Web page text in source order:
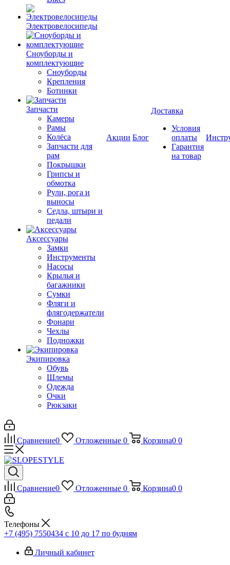
Электровелосипеды
Cноуборды и
комплектующие
Сноуборды
Крепления
Ботинки
Запчасти
Камеры
Рамы
Колёса
Запчасти для
рам
Покрышки
Грипсы и
обмотка
Рули, рога и
выносы
Седла, штыри и
педали
Аксессуары
Замки
Инструменты
Насосы
Крылья и
багажники
Сумки
Фляги и
флягодержатели
Фонари
Чехлы
Подножки
Экипировка
Обувь
Шлемы
Одежда
Очки
Рюкзаки
Акции Блог
Доставка
Условия
оплаты
Гарантия
на товар
Сравнение0 Отложенные 0 Корзина0 0
Сравнение0 Отложенные 0 Корзина0 0
Телефоны
+7 (495) 7550434 с 10 до 17 по будням
Личный кабинет